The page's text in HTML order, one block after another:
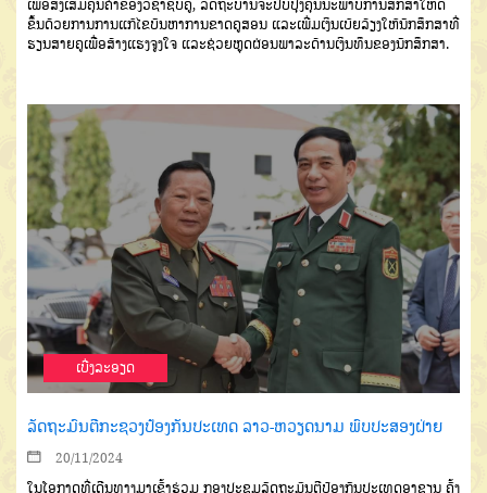
ເພື່ອສົ່ງເສີມຄຸນຄ່າຂອງວິຊາຊີບຄູ, ລັດຖະບານຈະປັບປຸງຄຸນນະພາບການສຶກສາໃຫ້ດີ
ຂຶ້ນດ້ວຍການການແກ້ໄຂບັນຫາການຂາດຄູສອນ ແລະເພີ່ມເງິນເບ້ຍລ້ຽງໃຫ້ນັກສຶກສາທີ່
ຮຽນສາຍຄູເພື່ອສ້າງແຮງຈູງໃຈ ແລະຊ່ວຍຫຼຸດຜ່ອນພາລະດ້ານເງິນທຶນຂອງນັກສຶກສາ.
ເບີ່ງລະອຽດ
ລັດຖະມົນຕີກະຊວງປ້ອງກັນປະເທດ ລາວ-ຫວຽດນາມ ພົບປະສອງຝ່າຍ
20/11/2024
ໃນໂອກາດທີ່ເດີນທາງມາເຂົ້າຮ່ວມ ກອງປະຊຸມລັດຖະມົນຕີປ້ອງກັນປະເທດອາຊຽນ ຄັ້ງ